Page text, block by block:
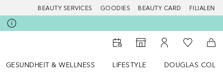
BEAUTY SERVICES GOODIES BEAUTY CARD FILIALEN
Zum Storefinder
Zu Meinem
Zu Meiner
GESUNDHEIT & WELLNESS
LIFESTYLE
DOUGLAS